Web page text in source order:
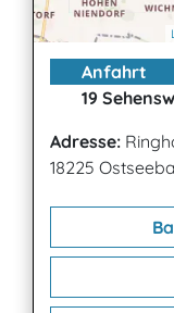
Anfahrt
19
Adresse:
18225